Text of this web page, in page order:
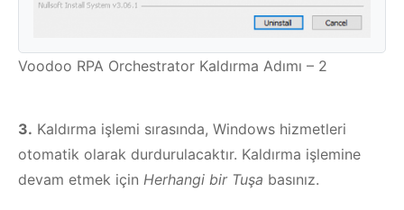
Voodoo RPA Orchestrator Kaldırma Adımı – 2
3. Kaldırma işlemi sırasında, Windows hizmetleri
otomatik olarak durdurulacaktır. Kaldırma işlemine
devam etmek için Herhangi bir Tuşa basınız.